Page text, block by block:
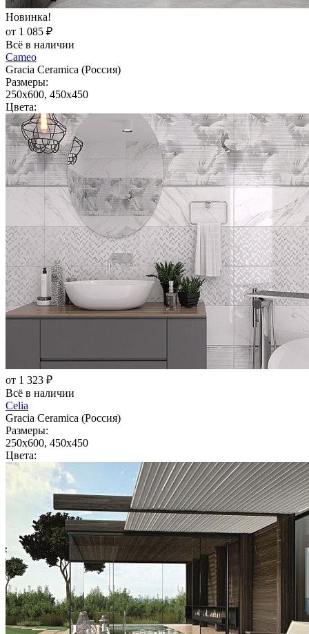
Новинка!
от 1 085 ₽
Всё в наличии
Cameo
Gracia Ceramica (Россия)
Размеры:
250x600, 450x450
Цвета:
от 1 323 ₽
Всё в наличии
Celia
Gracia Ceramica (Россия)
Размеры:
250x600, 450x450
Цвета: